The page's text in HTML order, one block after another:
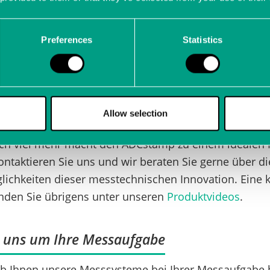
Preferences Statistics
Allow selection
und -zeit!
dem dadurch geringen Platzbedarf hervor.
als Mehrkanal-Applikation eingesetzt werden.
werden Messungen auch in rauen
Eigangsarten und eine Bandbreite von DC
einsetzbar.
viel mehr macht den ADCstamp zu einem idealen
Sie uns und wir beraten Sie gerne über
dieser messtechnischen Innovation. Eine
Sie übrigens unter unseren Produktvideos.
um Ihre Messaufgabe